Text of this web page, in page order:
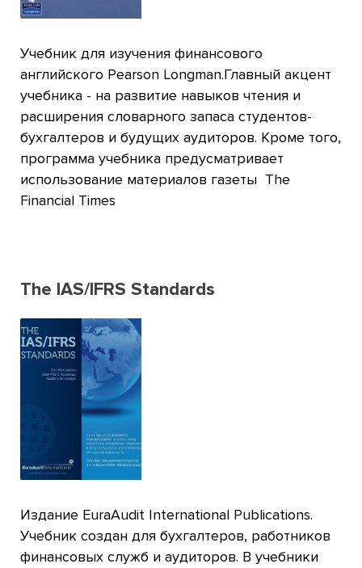
Учебник для изучения финансового
английского Pearson Longman.Главный акцент
учебника - на развитие навыков чтения и
расширения словарного запаса студентов-
бухгалтеров и будущих аудиторов. Кроме того,
программа учебника предусматривает
использование материалов газеты The
Financial Times
The IAS/IFRS Standards
Издание EuraAudit International Publications.
Учебник создан для бухгалтеров, работников
финансовых служб и аудиторов. В учебники